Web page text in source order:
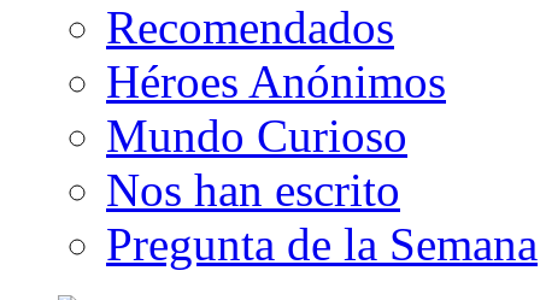
Recomendados
Héroes Anónimos
Mundo Curioso
Nos han escrito
Pregunta de la Semana